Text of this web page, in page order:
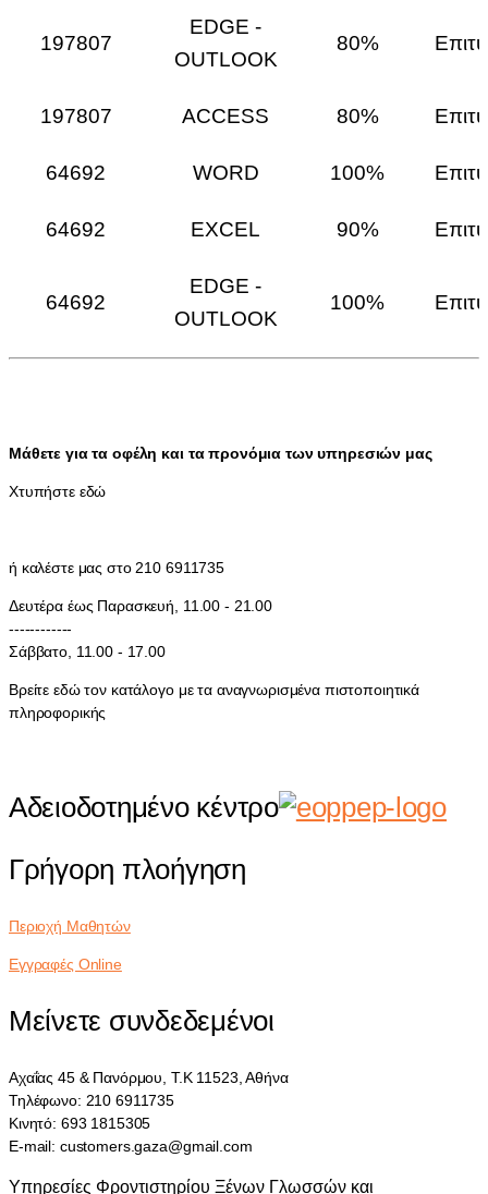
197807
EDGE -
OUTLOOK
80%
197807 ACCESS 80%
64692 WORD 100%
64692 EXCEL 90%
64692
EDGE -
OUTLOOK
100%
Μάθετε για τα οφέλη και τα προνόμια των υπηρεσιών μας
Χτυπήστε εδώ
ή καλέστε μας στο 210 6911735
Δευτέρα έως Παρασκευή, 11.00 - 21.00
------------
Σάββατο, 11.00 - 17.00
Βρείτε εδώ τον κατάλογο με τα αναγνωρισμένα πιστοποιητικά
πληροφορικής
Αδειοδοτημένο κέντρο
Γρήγορη πλοήγηση
Περιοχή Μαθητών
Εγγραφές Online
Μείνετε συνδεδεμένοι
Αχαΐας 45 & Πανόρμου, Τ.Κ 11523, Αθήνα
Τηλέφωνο: 210 6911735
Κινητό: 693 1815305
E-mail: customers.gaza@gmail.com
Υπηρεσίες Φροντιστηρίου Ξένων Γλωσσών και